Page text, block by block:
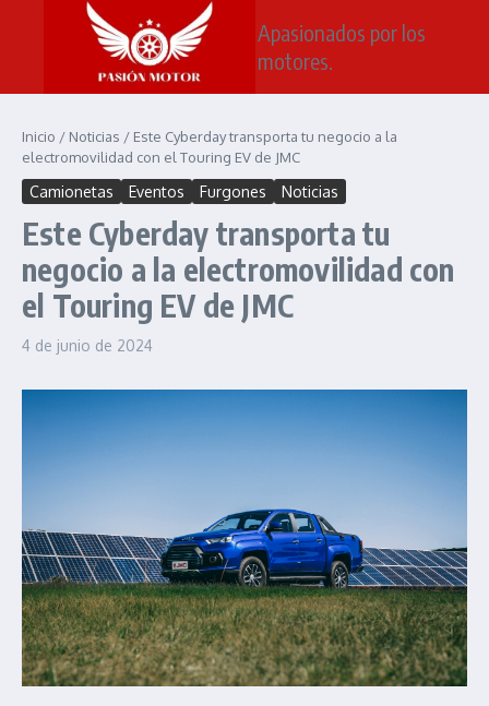
Saltar al contenido
Apasionados por los
motores.
Inicio / Noticias / Este Cyberday transporta tu negocio a la
electromovilidad con el Touring EV de JMC
Camionetas Eventos Furgones Noticias
Este Cyberday transporta tu
negocio a la electromovilidad con
el Touring EV de JMC
4 de junio de 2024